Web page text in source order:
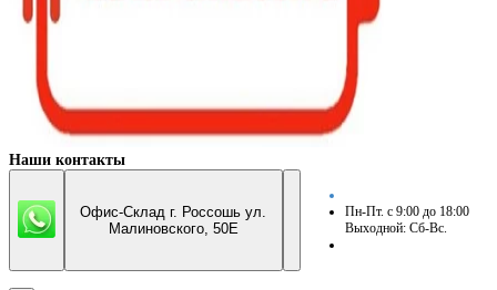
Наши контакты
Офис-Склад г. Россошь ул.
Малиновского, 50Е
Пн-Пт. с 9:00 до 18:00
Выходной: Сб-Вс.